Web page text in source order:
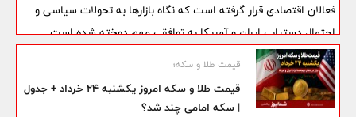
فعالان اقتصادی قرار گرفته است که نگاه بازارها به تحولات سیاسی و
احتمال دستیابی ایران و آمریکا به توافقی مهم دوخته شده است.
معامله‌گران معتقدند نتیجه مذاکرات می‌تواند مسیر قیمت دلار، یورو،
درهم و سایر ارزهای خارجی را در کوتاه‌مدت و میان‌مدت تغییر دهد.
قیمت طلا و سکه؛
قیمت طلا و سکه امروز یکشنبه 24 خرداد + جدول
| سکه امامی چند شد؟